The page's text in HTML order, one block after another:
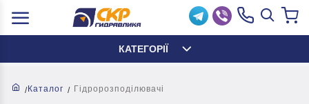
КАТЕГОРІЇ
Каталог Гідророзподілювачі